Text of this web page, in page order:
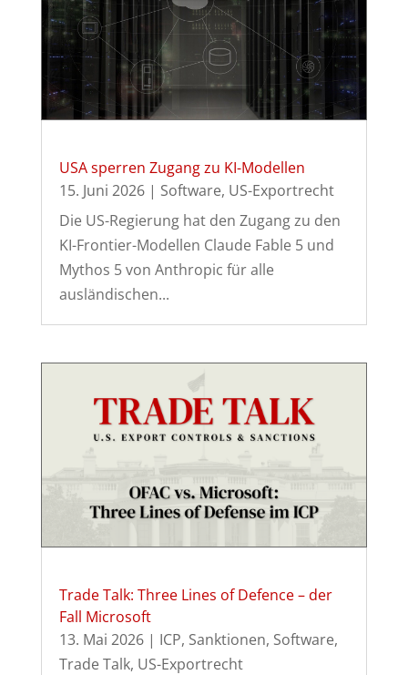
USA sperren Zugang zu KI-Modellen
15. Juni 2026| Software, US-Exportrecht
Die US-Regierung hat den Zugang zu den
KI-Frontier-Modellen Claude Fable 5 und
Mythos 5 von Anthropic für alle
ausländischen...
Trade Talk: Three Lines of Defence – der
Fall Microsoft
13. Mai 2026| ICP, Sanktionen, Software,
Trade Talk, US-Exportrecht